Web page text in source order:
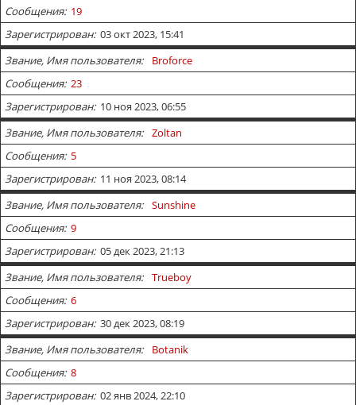
Сообщения 19
Зарегистрирован 03 окт 2023, 15:41
Звание, Имя пользователя
Broforce
Сообщения 23
Зарегистрирован 10 ноя 2023, 06:55
Звание, Имя пользователя
Zoltan
Сообщения 5
Зарегистрирован 11 ноя 2023, 08:14
Звание, Имя пользователя
Sunshine
Сообщения 9
Зарегистрирован 05 дек 2023, 21:13
Звание, Имя пользователя
Trueboy
Сообщения 6
Зарегистрирован 30 дек 2023, 08:19
Звание, Имя пользователя
Botanik
Сообщения 8
Зарегистрирован 02 янв 2024, 22:10